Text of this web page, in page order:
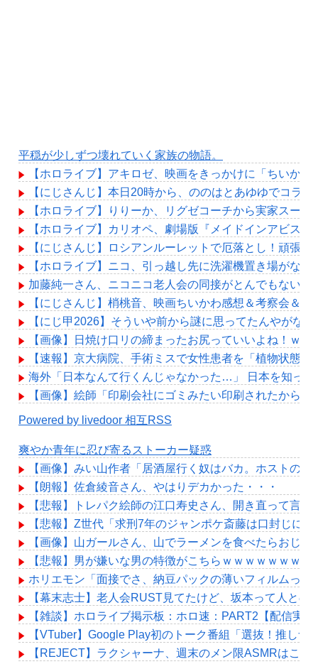
平穏が少しずつ壊れていく家族の物語。
【ホロライブ】アキロゼ、映画をきっかけに「ちいか
【にじさんじ】本日20時から、ののはとあゆゆでコラボ
【ホロライブ】りりーか、リグゼコーチから実家スー
【ホロライブ】カリオペ、劇場版『メイドインアビス
【にじさんじ】ロシアンルーレットで厄落とし！頑張
【ホロライブ】ニコ、引っ越し先に洗濯機置き場がない
加藤純一さん、ニコニコ老人会の同接がとんでもないこ
【にじさんじ】梢桃音、映画ちいかわ感想＆考察会＆
【にじ甲2026】そういや前から謎に思ってたんやがな
【画像】日焼け口リの締まったお尻っていいよね！ｗｗ
【速報】京大病院、手術ミスで女性患者を「植物状態
海外「日本なんて行くんじゃなかった…」 日本を知っ
【画像】絵師「印刷会社にゴミみたい印刷されたから
Powered by livedoor 相互RSS
爽やか青年に忍び寄るストーカー疑惑
【画像】みい山作者「居酒屋行く奴はバカ。ホストの
【朗報】佐倉綾音さん、やはりデカかった・・・
【悲報】トレパク絵師の江口寿史さん、開き直って言
【悲報】Z世代「求刑7年のジャンポケ斎藤は口封じに
【画像】山ガールさん、山でラーメンを食べたらおじ
【悲報】男が嫌いな男の特徴がこちらｗｗｗｗｗｗｗｗ
ホリエモン「面接でさ、納豆パックの薄いフィルムっ
【幕末志士】老人会RUST見てたけど、坂本って人との
【雑談】ホロライブ掲示板：ホロ速：PART2【配信実況
【VTuber】Google Play初のトーク番組「選抜！推し
【REJECT】ラクシャーナ、週末のメン限ASMRはこれ